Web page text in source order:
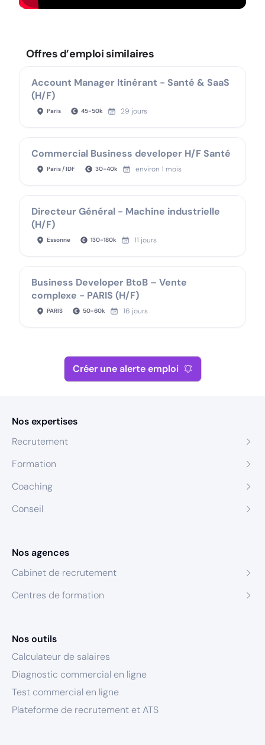
Offres d’emploi similaires
Account Manager Itinérant - Santé & SaaS
(H/F)
Paris 45-50k 29 jours
Commercial Business developer H/F Santé
Paris / IDF 30-40k environ 1 mois
Directeur Général - Machine industrielle
(H/F)
Essonne 130-180k 11 jours
Business Developer BtoB – Vente
complexe - PARIS (H/F)
PARIS 50-60k 16 jours
Créer une alerte emploi
Nos expertises
Recrutement
Formation
Coaching
Conseil
Nos agences
Cabinet de recrutement
Centres de formation
Nos outils
Calculateur de salaires
Diagnostic commercial en ligne
Test commercial en ligne
Plateforme de recrutement et ATS